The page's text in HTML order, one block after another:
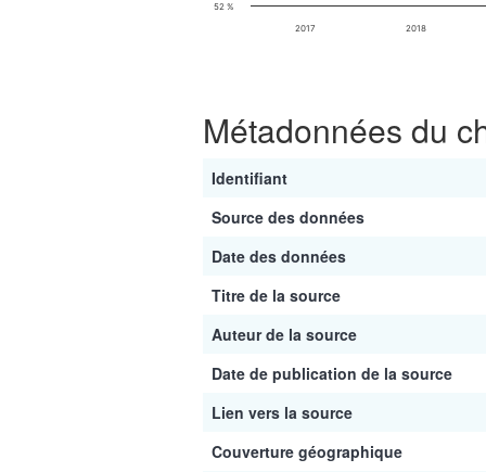
2017 2018
52 %
Métadonnées du
Identifiant
Source des données
Date des données
Titre de la source
Auteur de la source
Date de publication de la source
Lien vers la source
Couverture géographique